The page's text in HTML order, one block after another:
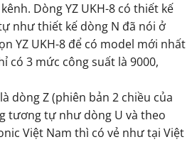
Dòng YZ UKH-8 có thiết kế
như thiết kế dòng N đã nói ở
YZ UKH-8 để có model mới nhất
có 3 mức công suất là 9000,
dòng Z (phiên bản 2 chiều của
tương tự như dòng U và theo
Việt Nam thì có vẻ như tại Việt